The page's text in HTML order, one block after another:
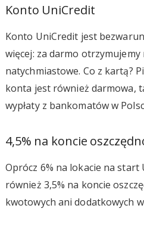
Konto UniCredit
Konto UniCredit jest
więcej: za darmo
natychmiastowe. Co z kartą?
konta jest również darmowa,
wypłaty z bankomatów w
4,5% na koncie
Oprócz 6% na lokacie na
również 3,5% na koncie
kwotowych ani dodatkowych